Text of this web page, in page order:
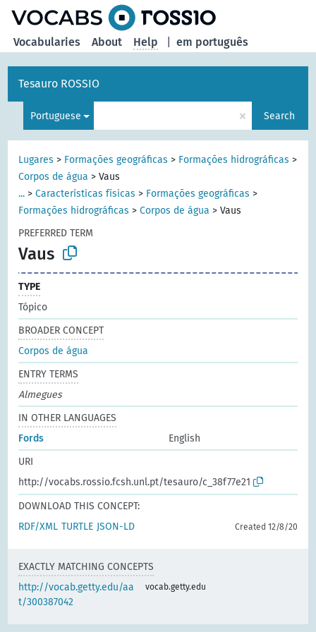
em português
Vocabularies About Help
Tesauro ROSSIO
Portuguese × Search
Lugares > Formações geográficas > Formações hidrográficas >
Corpos de água >Vaus
... >Características físicas > Formações geográficas >
Formações hidrográficas >Corpos de água >Vaus
PREFERRED TERM
Vaus
TYPE
Tópico
BROADER CONCEPT
Corpos de água
ENTRY TERMS
Almegues
IN OTHER LANGUAGES
Fords
English
URI
http://vocabs.rossio.fcsh.unl.pt/tesauro/c_38f77e21
DOWNLOAD THIS CONCEPT:
RDF/XML TURTLE JSON-LD Created 12/8/20
EXACTLY MATCHING CONCEPTS
http://vocab.getty.edu/aa
t/300387042
vocab.getty.edu